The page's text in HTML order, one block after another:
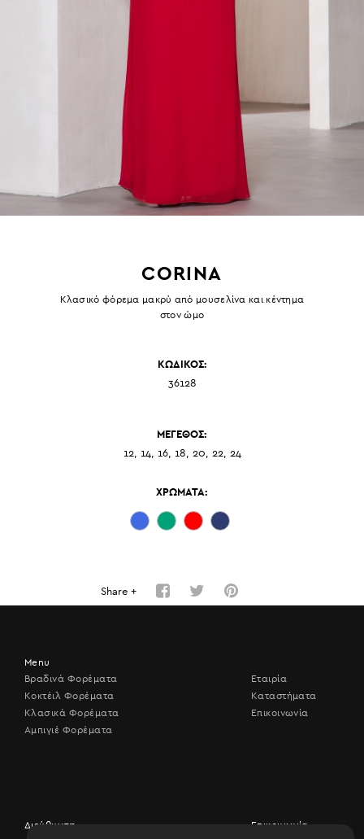
CORINA
Κλασικό φόρεμα μακρύ από μουσελίνα και κέντημα
στον ώμο
ΚΩΔΙΚΟΣ:
36128
ΜΕΓΕΘΟΣ:
12, 14, 16, 18, 20, 22, 24
ΧΡΩΜΑΤΑ:
Share +
Menu
Βραδινά Φορέματα
Κοκτέιλ Φορέματα
Κλασικά Φορέματα
Αμπιγιέ Φορέματα
Εταιρία
Καταστήματα
Επικοινωνία
Διεύθυνση
Επικοινωνία